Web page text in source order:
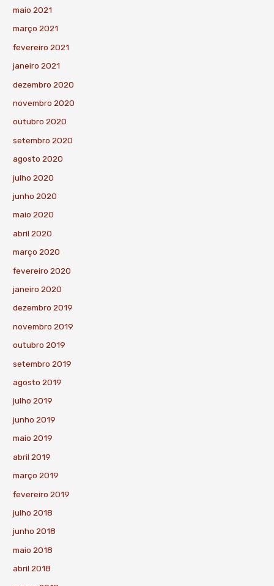
maio 2021
março 2021
fevereiro 2021
janeiro 2021
dezembro 2020
novembro 2020
outubro 2020
setembro 2020
agosto 2020
julho 2020
junho 2020
maio 2020
abril 2020
março 2020
fevereiro 2020
janeiro 2020
dezembro 2019
novembro 2019
outubro 2019
setembro 2019
agosto 2019
julho 2019
junho 2019
maio 2019
abril 2019
março 2019
fevereiro 2019
julho 2018
junho 2018
maio 2018
abril 2018